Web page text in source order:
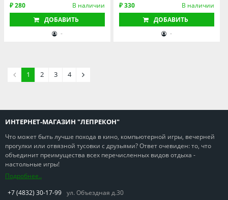
₽ 280
В наличии
ДОБАВИТЬ
-
₽ 330
В наличии
ДОБАВИТЬ
-
1 2 3 4
ИНТЕРНЕТ-МАГАЗИН "ЛЕПРЕКОН"
Что может быть лучше похода в кино, компьютерной игры, вечерней
прогулки или отвязной тусовки с друзьями? Ответ очевиден: то, что
объединит преимущества всех перечисленных видов отдыха -
настольные игры!
Подробнее..
+7 (4832) 30-17-99 ул. Объездная д.30